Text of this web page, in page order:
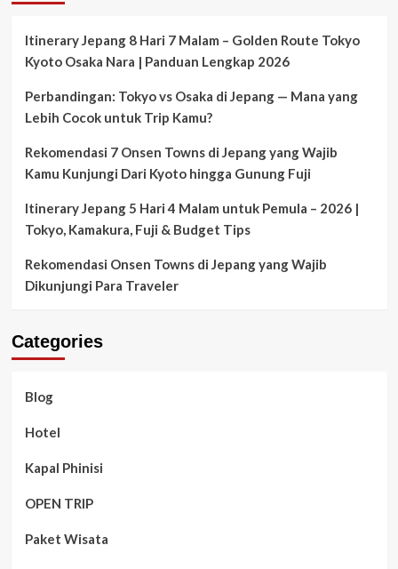
Itinerary Jepang 8 Hari 7 Malam – Golden Route Tokyo
Kyoto Osaka Nara | Panduan Lengkap 2026
Perbandingan: Tokyo vs Osaka di Jepang — Mana yang
Lebih Cocok untuk Trip Kamu?
Rekomendasi 7 Onsen Towns di Jepang yang Wajib
Kamu Kunjungi Dari Kyoto hingga Gunung Fuji
Itinerary Jepang 5 Hari 4 Malam untuk Pemula – 2026 |
Tokyo, Kamakura, Fuji & Budget Tips
Rekomendasi Onsen Towns di Jepang yang Wajib
Dikunjungi Para Traveler
Categories
Blog
Hotel
Kapal Phinisi
OPEN TRIP
Paket Wisata